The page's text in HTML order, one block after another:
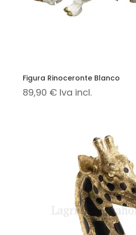
Figura Rinoceronte Blanco
89,90 € Iva incl.